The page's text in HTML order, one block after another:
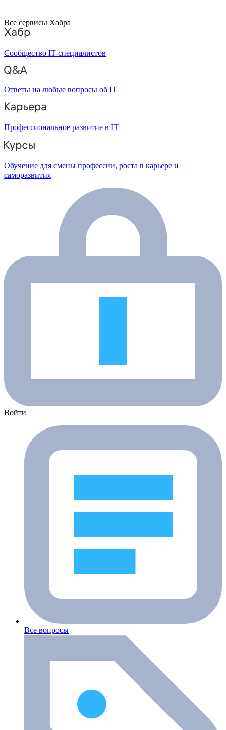
Все сервисы Хабра
Сообщество IT-специалистов
Ответы на любые вопросы об IT
Профессиональное развитие в IT
Обучение для смены профессии, роста в карьере и
саморазвития
Войти
Все вопросы